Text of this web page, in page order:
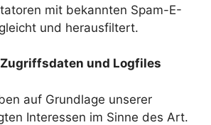
mit bekannten Spam-E-
und herausfiltert.
und Logfiles
auf Grundlage unserer
Interessen im Sinne des Art.